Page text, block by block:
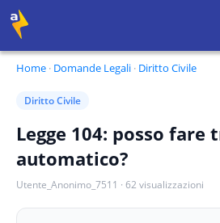
Home · Domande Legali · Diritto Civile
Diritto Civile
Legge 104: posso fare
automatico?
Utente_Anonimo_7511 · 62 visualizzazioni